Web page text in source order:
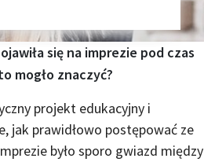
się na imprezie pod czas
mogło znaczyć?
projekt edukacyjny i
jak prawidłowo postępować ze
było sporo gwiazd między